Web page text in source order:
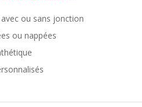
ou sans jonction
ou nappées